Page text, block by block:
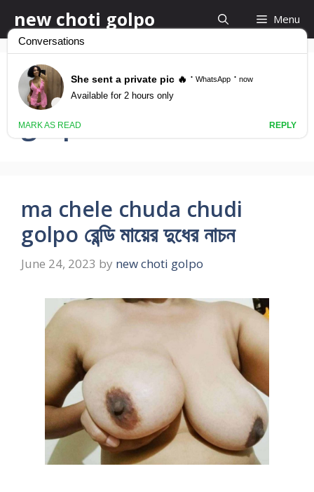
to
content
new choti golpo Menu
maa cheler chodar
golpo
ma chele chuda chudi
golpo রেন্ডি মায়ের দুধের নাচন
June 24, 2023 by new choti golpo